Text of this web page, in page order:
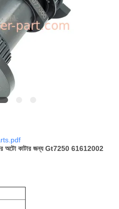
অটো কাটার জন্য Gt7250 61612002